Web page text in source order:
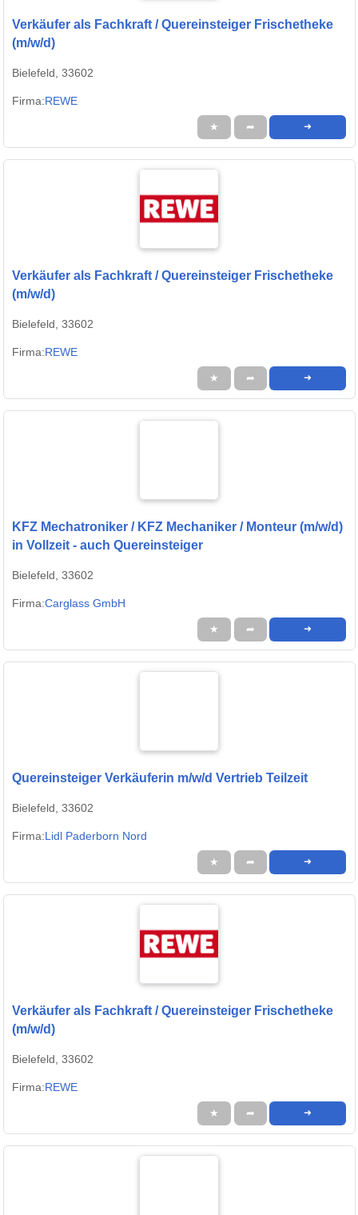
Verkäufer als Fachkraft / Quereinsteiger Frischetheke
(m/w/d)
Bielefeld, 33602
Firma:REWE
★ ➦ ➜
Verkäufer als Fachkraft / Quereinsteiger Frischetheke
(m/w/d)
Bielefeld, 33602
Firma:REWE
★ ➦ ➜
KFZ Mechatroniker / KFZ Mechaniker / Monteur (m/w/d)
in Vollzeit - auch Quereinsteiger
Bielefeld, 33602
Firma:Carglass GmbH
★ ➦ ➜
Quereinsteiger Verkäuferin m/w/d Vertrieb Teilzeit
Bielefeld, 33602
Firma:Lidl Paderborn Nord
★ ➦ ➜
Verkäufer als Fachkraft / Quereinsteiger Frischetheke
(m/w/d)
Bielefeld, 33602
Firma:REWE
★ ➦ ➜